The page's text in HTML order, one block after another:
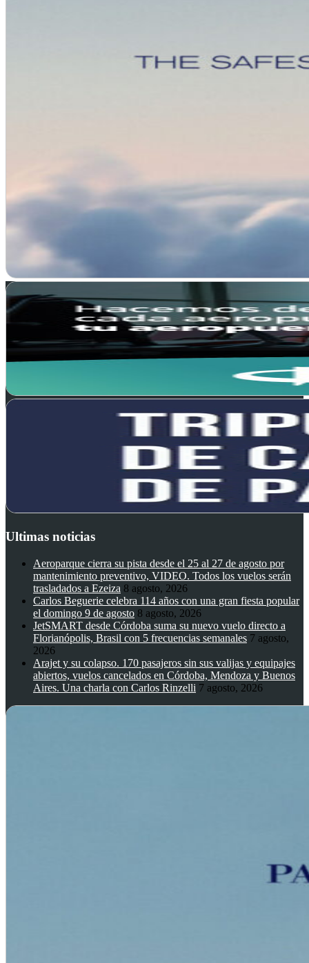
Ultimas noticias
Aeroparque cierra su pista desde el 25 al 27 de agosto por
mantenimiento preventivo, VIDEO. Todos los vuelos serán
trasladados a Ezeiza 8 agosto, 2026
Carlos Beguerie celebra 114 años con una gran fiesta popular
el domingo 9 de agosto 8 agosto, 2026
JetSMART desde Córdoba suma su nuevo vuelo directo a
Florianópolis, Brasil con 5 frecuencias semanales 7 agosto,
2026
Arajet y su colapso. 170 pasajeros sin sus valijas y equipajes
abiertos, vuelos cancelados en Córdoba, Mendoza y Buenos
Aires. Una charla con Carlos Rinzelli 7 agosto, 2026